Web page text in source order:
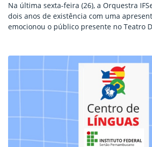
Na última sexta-feira (26), a Orquestra
dois anos de existência com uma
emocionou o público presente no Teatro
não perecível para doação. Com
incorporados à performance, a orquestra
público um espetáculo que…